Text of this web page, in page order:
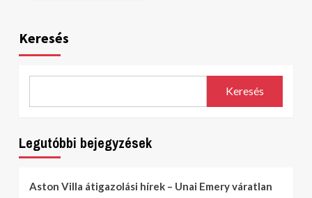
Keresés
Keresés
Legutóbbi bejegyzések
Aston Villa átigazolási hírek – Unai Emery váratlan